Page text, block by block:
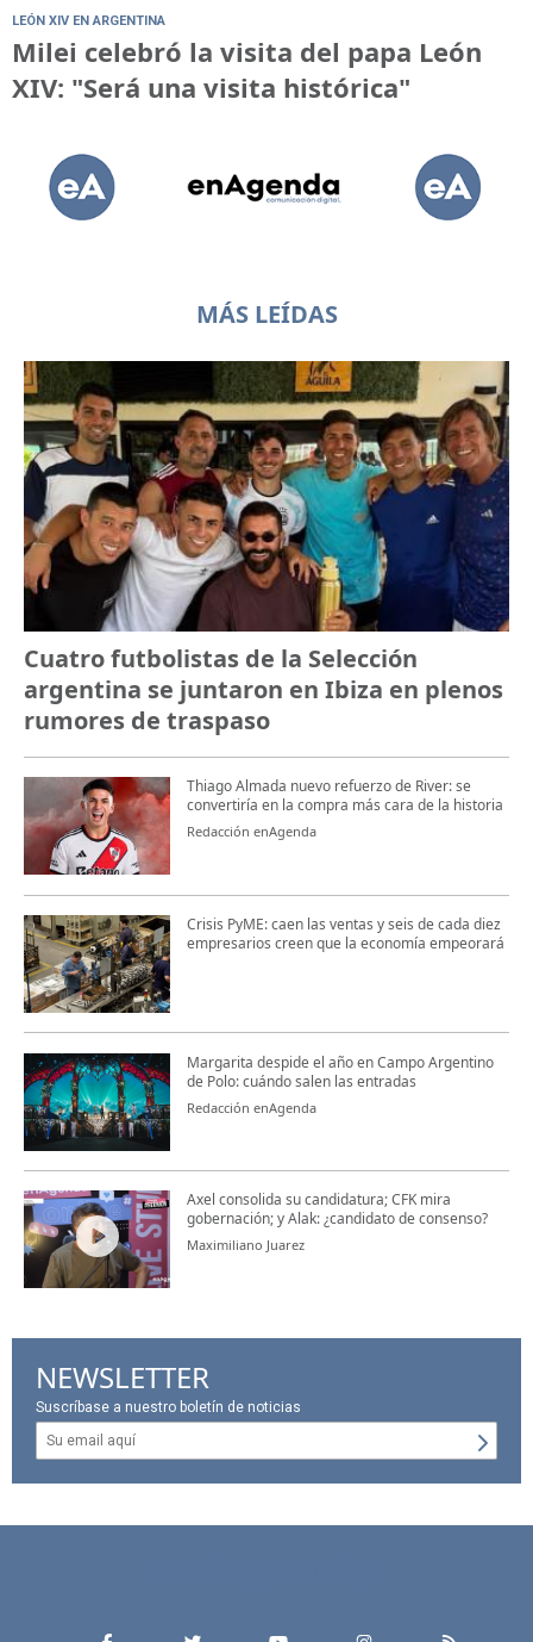
LEÓN XIV EN ARGENTINA
Milei celebró la visita del papa León
XIV: "Será una visita histórica"
MÁS LEÍDAS
Cuatro futbolistas de la Selección
argentina se juntaron en Ibiza en plenos
rumores de traspaso
Thiago Almada nuevo refuerzo de River: se
convertiría en la compra más cara de la historia
Redacción enAgenda
Crisis PyME: caen las ventas y seis de cada diez
empresarios creen que la economía empeorará
Margarita despide el año en Campo Argentino
de Polo: cuándo salen las entradas
Redacción enAgenda
Axel consolida su candidatura; CFK mira
gobernación; y Alak: ¿candidato de consenso?
Maximiliano Juarez
NEWSLETTER
Suscríbase a nuestro boletín de noticias